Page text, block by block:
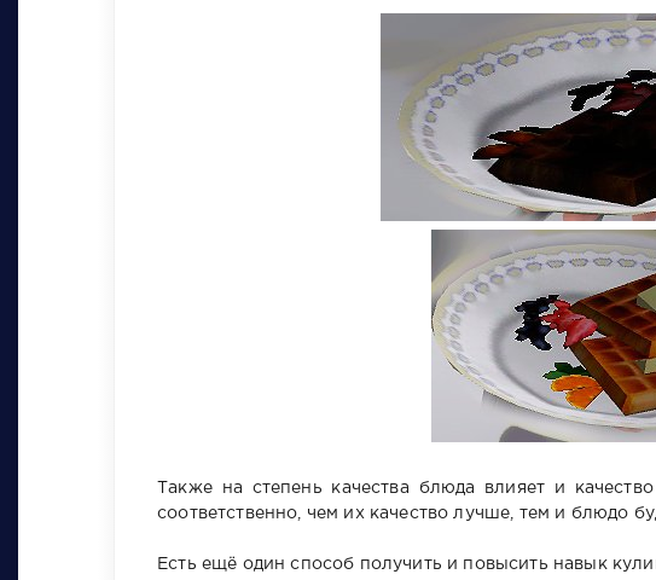
Также на степень качества блюда влияет и
соответственно, чем их качество лучше, тем и блюдо
Есть ещё один способ получить и повысить навык